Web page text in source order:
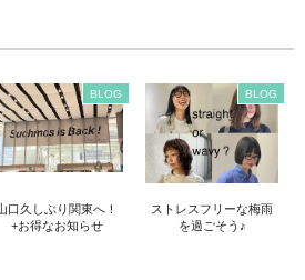
BLOG
口久しぶり関東へ！
+お得なお知らせ
BLOG
ストレスフリーな梅雨
を過ごそう♪